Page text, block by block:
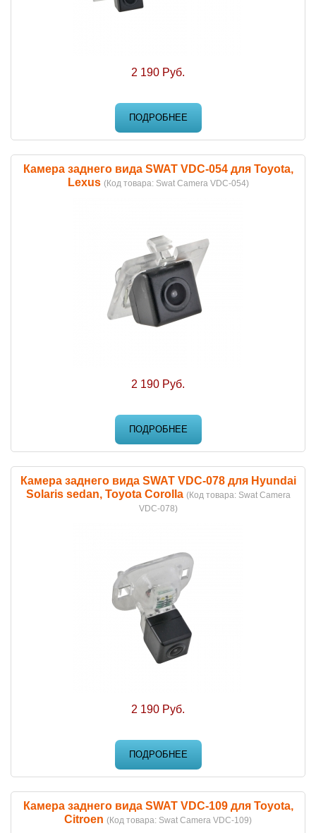
2 190 Руб.
ПОДРОБНЕЕ
Камера заднего вида SWAT VDC-054 для Toyota,
Lexus (Код товара: Swat Camera VDC-054)
2 190 Руб.
ПОДРОБНЕЕ
Камера заднего вида SWAT VDC-078 для Hyundai
Solaris sedan, Toyota Corolla (Код товара: Swat Camera
VDC-078)
2 190 Руб.
ПОДРОБНЕЕ
Камера заднего вида SWAT VDC-109 для Toyota,
Citroen (Код товара: Swat Camera VDC-109)